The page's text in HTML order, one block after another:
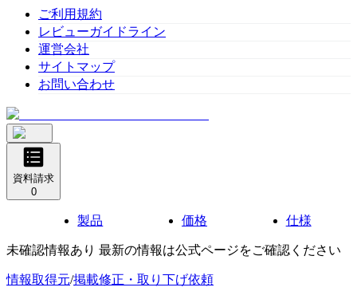
ご利用規約
レビューガイドライン
運営会社
サイトマップ
お問い合わせ
資料請求
0
製品 価格 仕様
未確認情報あり 最新の情報は公式ページをご確認ください
情報取得元/掲載修正・取り下げ依頼